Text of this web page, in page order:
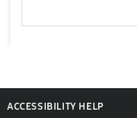
ACCESSIBILITY HELP